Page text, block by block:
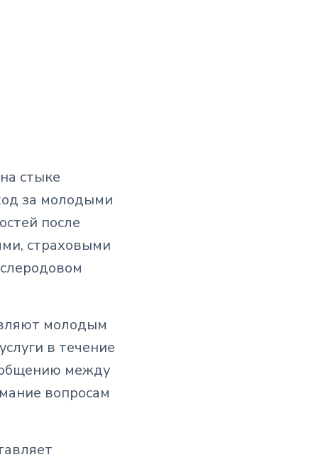
стыке
за молодыми
после
страховыми
молодым
в течение
общению между
вопросам